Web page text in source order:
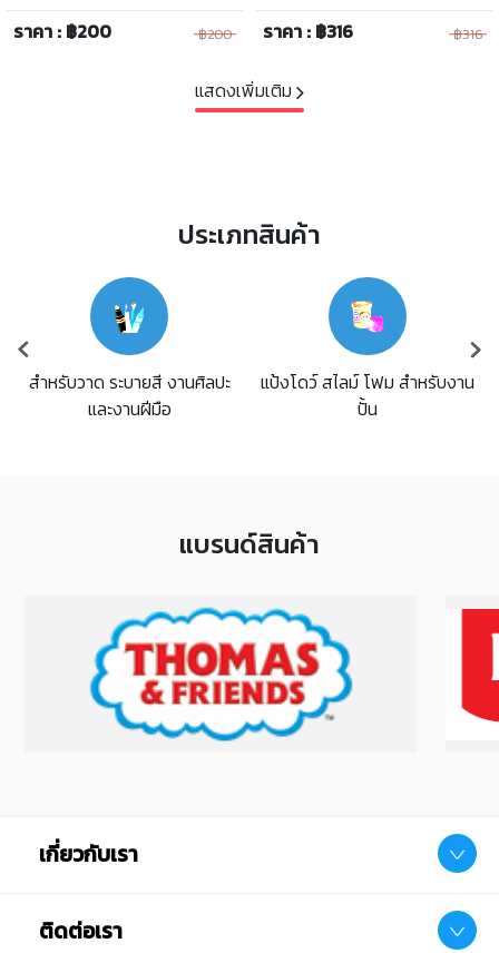
ราคา : ฿200 ฿200 ราคา : ฿316 ฿316
แสดงเพิ่มเติม
ประเภทสินค้า
สำหรับวาด ระบายสี งานศิลปะ
และงานฝีมือ
แป้งโดว์ สไลม์ โฟม สำหรับงาน
ปั้น
แบรนด์สินค้า
เกี่ยวกับเรา
ติดต่อเรา